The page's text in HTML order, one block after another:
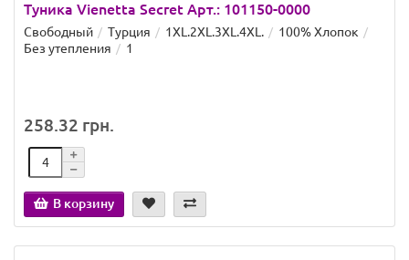
Туника Vienetta Secret Арт.: 101150-0000
Свободный Турция 1XL.2XL.3XL.4XL.
100% Хлопок
Без утепления
1
258.32 грн.
В корзину